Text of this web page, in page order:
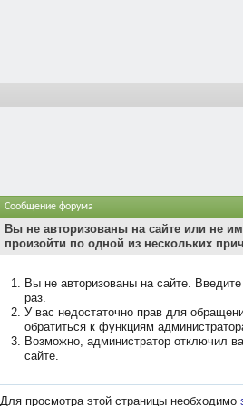
Сообщение форума
Вы не авторизованы на сайте или не
произойти по одной из нескольких
Вы не авторизованы на сайте.
раз.
У вас недостаточно прав для
обратиться к функциям
Возможно, администратор отключил
сайте.
Для просмотра этой страницы необходимо